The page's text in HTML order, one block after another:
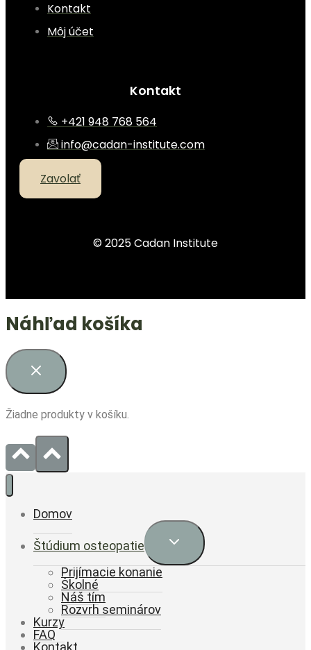
Kontakt
Môj účet
Kontakt
+421 948 768 564
info@cadan-institute.com
Zavolať
© 2025 Cadan Institute
Náhľad košíka
Žiadne produkty v košíku.
Domov
Štúdium osteopatie
Expand
Prijímacie konanie
Školné
Náš tím
Rozvrh seminárov
Kurzy
FAQ
Kontakt